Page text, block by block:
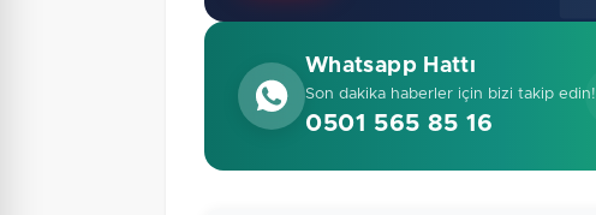
Whatsapp Hattı
Son dakika haberler için bizi takip edin!
0501 565 85 16